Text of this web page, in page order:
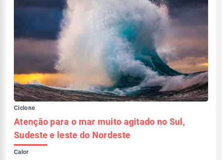
Ciclone
Atenção para o mar muito agitado no Sul,
Sudeste e leste do Nordeste
Calor